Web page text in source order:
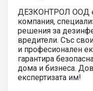
ДЕЗКОНТРОЛ ООД е
компания,
решения за
вредители. Със
и професионален
гарантира
дома и бизнеса.
експертизата им!